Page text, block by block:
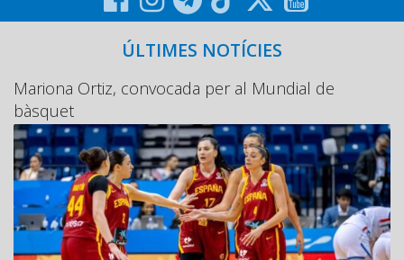
ÚLTIMES NOTÍCIES
Mariona Ortiz, convocada per al Mundial de
bàsquet